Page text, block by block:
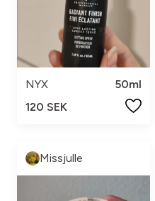
NYX
50ml
120 SEK
Missjulle